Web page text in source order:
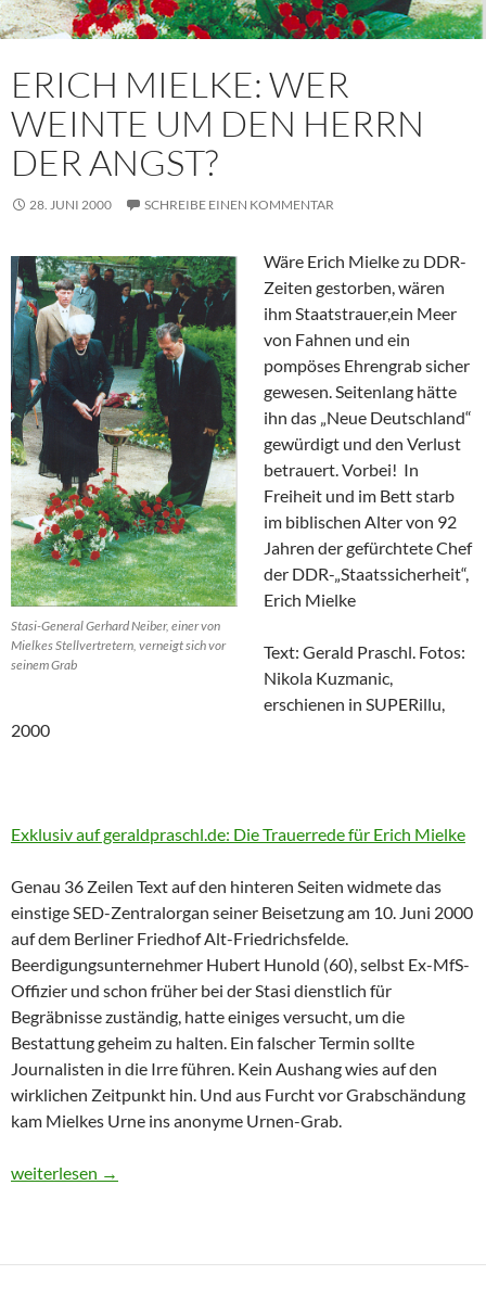
ERICH MIELKE: WER
WEINTE UM DEN HERRN
DER ANGST?
28. JUNI 2000 SCHREIBE EINEN KOMMENTAR
Stasi-General Gerhard Neiber, einer von
Mielkes Stellvertretern, verneigt sich vor
seinem Grab
Wäre Erich Mielke zu DDR-
Zeiten gestorben, wären
ihm Staatstrauer,ein Meer
von Fahnen und ein
pompöses Ehrengrab sicher
gewesen. Seitenlang hätte
ihn das „Neue Deutschland“
gewürdigt und den Verlust
betrauert. Vorbei! In
Freiheit und im Bett starb
im biblischen Alter von 92
Jahren der gefürchtete Chef
der DDR-„Staatssicherheit“,
Erich Mielke
Text: Gerald Praschl. Fotos:
Nikola Kuzmanic,
erschienen in SUPERillu,
2000
Exklusiv auf geraldpraschl.de: Die Trauerrede für Erich Mielke
Genau 36 Zeilen Text auf den hinteren Seiten widmete das
einstige SED-Zentralorgan seiner Beisetzung am 10. Juni 2000
auf dem Berliner Friedhof Alt-Friedrichsfelde.
Beerdigungsunternehmer Hubert Hunold (60), selbst Ex-MfS-
Offizier und schon früher bei der Stasi dienstlich für
Begräbnisse zuständig, hatte einiges versucht, um die
Bestattung geheim zu halten. Ein falscher Termin sollte
Journalisten in die Irre führen. Kein Aushang wies auf den
wirklichen Zeitpunkt hin. Und aus Furcht vor Grabschändung
kam Mielkes Urne ins anonyme Urnen-Grab.
Erich Mielke: Wer weinte um den Herrn der Angst?
weiterlesen →